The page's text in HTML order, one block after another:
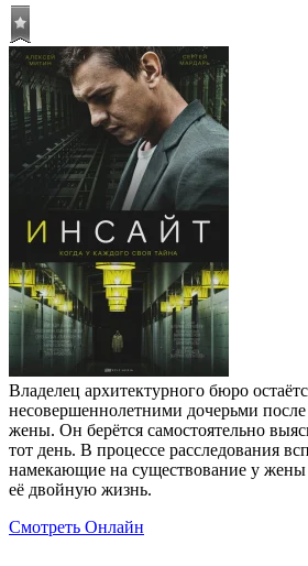
Владелец архитектурного бюро
несовершеннолетними дочерьми
жены. Он берётся самостоятельно
тот день. В процессе расследования
намекающие на существование у
её двойную жизнь.
Смотреть Онлайн